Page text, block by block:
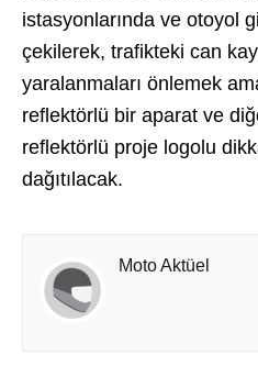
istasyonlarında ve otoyol
çekilerek, trafikteki can
yaralanmaları önlemek
reflektörlü bir aparat ve
reflektörlü proje logolu
dağıtılacak.
Moto Aktüel